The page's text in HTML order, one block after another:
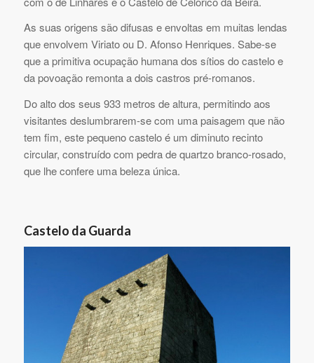
As suas origens são difusas e envoltas em muitas lendas
que envolvem Viriato ou D. Afonso Henriques. Sabe-se
que a primitiva ocupação humana dos sítios do castelo e
da povoação remonta a dois castros pré-romanos.
Do alto dos seus 933 metros de altura, permitindo aos
visitantes deslumbrarem-se com uma paisagem que não
tem fim, este pequeno castelo é um diminuto recinto
circular, construído com pedra de quartzo branco-rosado,
que lhe confere uma beleza única.
Castelo da Guarda